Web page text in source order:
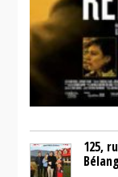
125,